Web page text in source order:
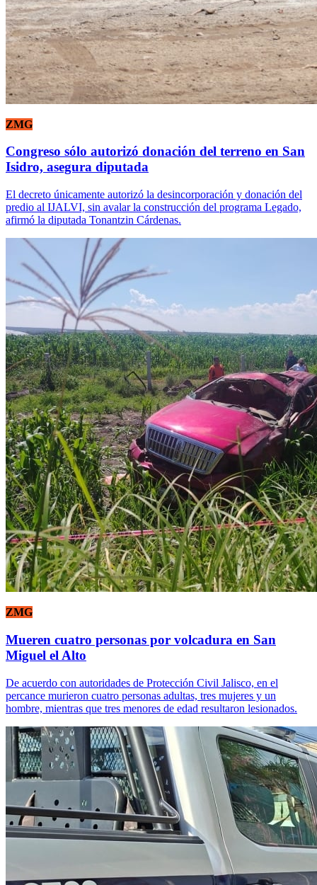
ZMG
Congreso sólo autorizó donación del terreno en San
Isidro, asegura diputada
El decreto únicamente autorizó la desincorporación y donación del
predio al IJALVI, sin avalar la construcción del programa Legado,
afirmó la diputada Tonantzin Cárdenas.
ZMG
Mueren cuatro personas por volcadura en San
Miguel el Alto
De acuerdo con autoridades de Protección Civil Jalisco, en el
percance murieron cuatro personas adultas, tres mujeres y un
hombre, mientras que tres menores de edad resultaron lesionados.